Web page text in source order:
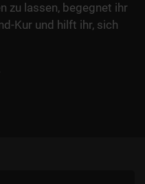
zu lassen, begegnet ihr
Kur und hilft ihr, sich